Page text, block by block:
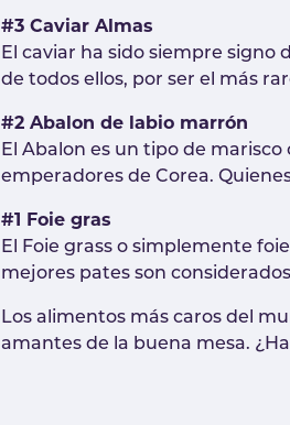
#3 Caviar Almas
El caviar ha sido siempre signo
de todos ellos, por ser el más
#2 Abalon de labio marrón
El Abalon es un tipo de
emperadores de Corea.
#1 Foie gras
El Foie grass o simplemente
mejores pates son
Los alimentos más caros del
amantes de la buena mesa.